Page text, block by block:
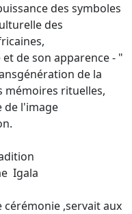
des symboles
des
de son apparence - "
de la
mémoires rituelles,
de l'image
de l'émotion.
Igala
cérémonie ,servait aux